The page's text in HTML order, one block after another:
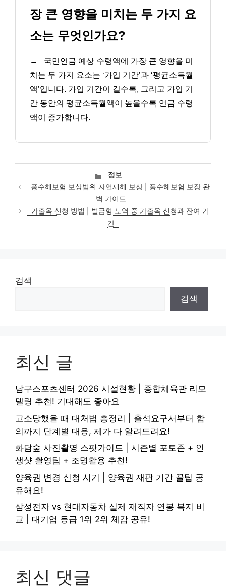
장 큰 영향을 미치는 두 가지 요
소는 무엇인가요?
→
국민연금 예상 수령액에 가장 큰 영향을 미
치는 두 가지 요소는 ‘가입 기간’과 ‘평균소득월
액’입니다. 가입 기간이 길수록, 그리고 가입 기
간 동안의 평균소득월액이 높을수록 연금 수령
액이 증가합니다.
카
테
고
리
정보
풍수해보험 보상범위 자연재해 보상 | 풍수해보험 보장 완
벽 가이드
가출옥 신청 방법 | 벌금형 노역 중 가출옥 신청과 잔여 기
간
검색
검색
최신 글
남구스포츠센터 2026 시설현황 | 종합체육관 리모
델링 추천! 기대해도 좋아요
고소당했을 때 대처법 총정리 | 출석요구서부터 합
의까지 단계별 대응, 제가 다 알려드려요!
화담숲 사진촬영 스팟가이드 | 시즌별 포토존 + 인
생샷 촬영팁 + 조명활용 추천!
양육권 변경 신청 시기 | 양육권 재판 기간 꿀팁 공
유해요!
삼성전자 vs 현대자동차 실제 재직자 연봉 복지 비
교 | 대기업 등급 1위 2위 체감 공유!
최신 댓글